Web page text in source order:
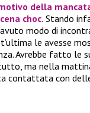
della
choc. Stando
modo di
le avesse
Avrebbe fatto le
ma nella
contattata con